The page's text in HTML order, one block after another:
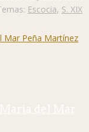
Escocia, S. XIX
del Mar